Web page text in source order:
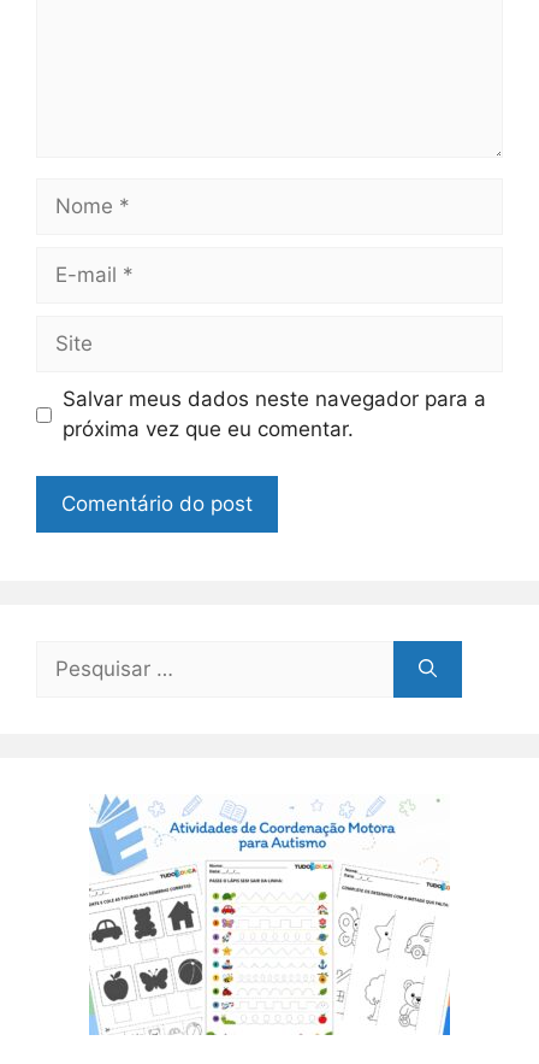
Nome
Site
Salvar meus dados neste navegador para a
próxima vez que eu comentar.
por: